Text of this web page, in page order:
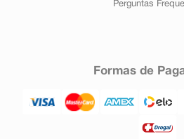
Perguntas
Formas de